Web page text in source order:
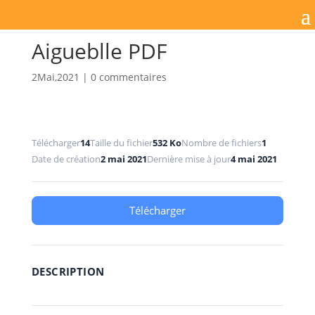
Aigueblle PDF
2Mai,2021 | 0 commentaires
Télécharger14Taille du fichier532 KoNombre de fichiers1
Date de création2 mai 2021Dernière mise à jour4 mai 2021
Télécharger
DESCRIPTION